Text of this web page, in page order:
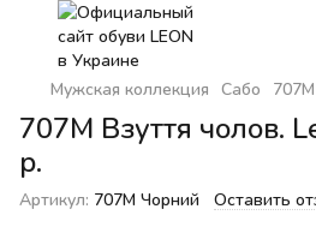
Мужская коллекция Сабо 707М
707М Взуття чолов.
р.
Артикул: 707M Чорний Оставить